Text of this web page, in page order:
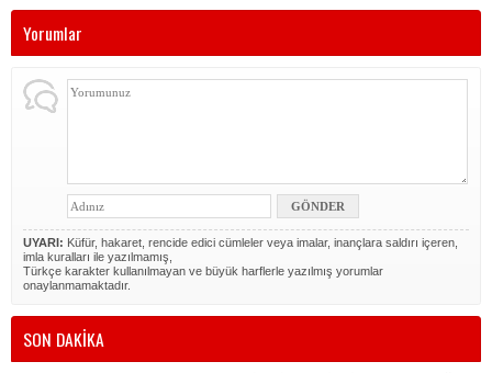
Yorumlar
UYARI: Küfür, hakaret, rencide edici cümleler veya imalar, inançlara saldırı içeren,
imla kuralları ile yazılmamış,
Türkçe karakter kullanılmayan ve büyük harflerle yazılmış yorumlar
onaylanmamaktadır.
SON DAKİKA